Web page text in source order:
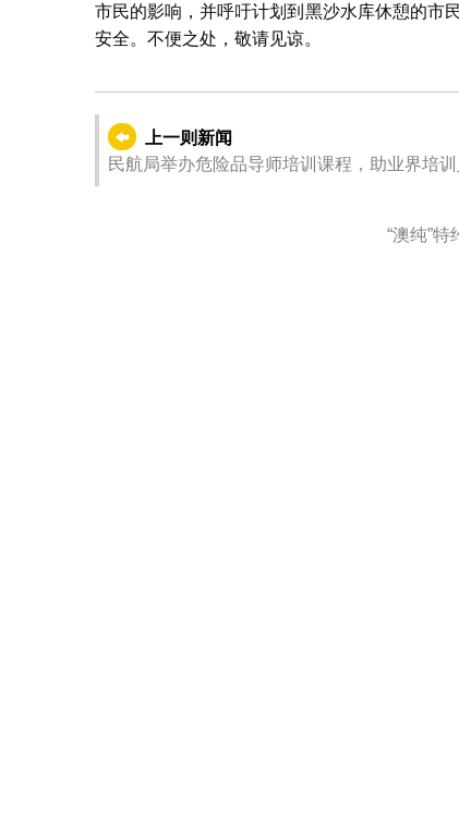
市民的影响，并呼吁计划到黑沙水库休憩的市
安全。不便之处，敬请见谅。
上一则新闻
民航局举办危险品导师培训课程，助业界培
“澳纯”